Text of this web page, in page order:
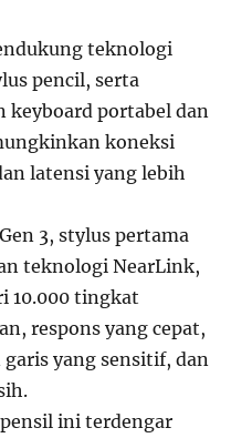
teknologi
pencil, serta
keyboard portabel dan
koneksi
latensi yang lebih
3, stylus pertama
teknologi NearLink,
10.000 tingkat
respons yang cepat,
yang sensitif, dan
ini terdengar